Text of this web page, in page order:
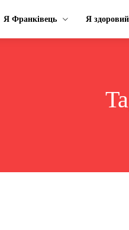
Я Франківець Я здоровий